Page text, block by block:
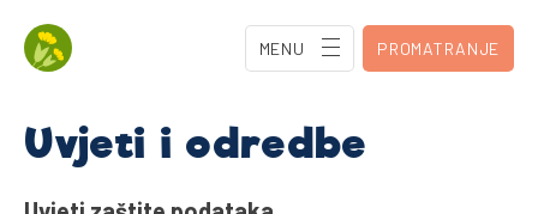
MENU PROMATRANJE
Uvjeti i odredbe